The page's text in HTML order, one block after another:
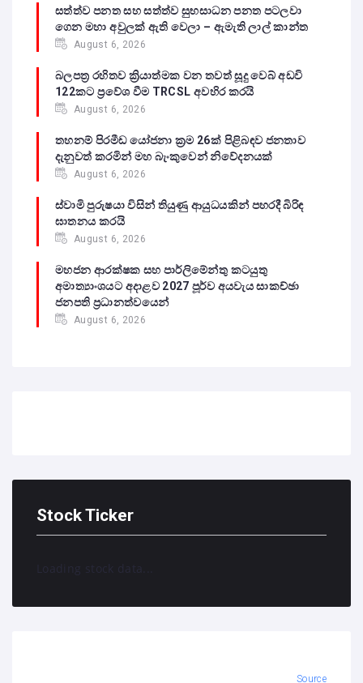
සත්ත්ව පනත සහ සත්ත්ව සුභසාධන පනත පටලවා
ගෙන මහා අවුලක් ඇති වෙලා – ඇමැති ලාල් කාන්ත
August 6, 2026
බලපත්‍ර රහිතව ක්‍රියාත්මක වන තවත් සූදු වෙබ් අඩවි
122කට ප්‍රවේශ වීම TRCSL අවහිර කරයි
August 6, 2026
තහනම් පිරමීඩ යෝජනා ක්‍රම 26ක් පිළිබඳව ජනතාව
දැනුවත් කරමින් මහ බැංකුවෙන් නිවේදනයක්
August 6, 2026
ස්වාමි පුරුෂයා විසින් තියුණු ආයුධයකින් පහරදී බිරිඳ
ඝාතනය කරයි
August 6, 2026
මහජන ආරක්ෂක සහ පාර්ලිමේන්තු කටයුතු
අමාත්‍යාංශයට අදාළව 2027 පූර්ව අයවැය සාකච්ඡා
ජනපති ප්‍රධානත්වයෙන්
August 6, 2026
Stock Ticker
Loading stock data...
Source